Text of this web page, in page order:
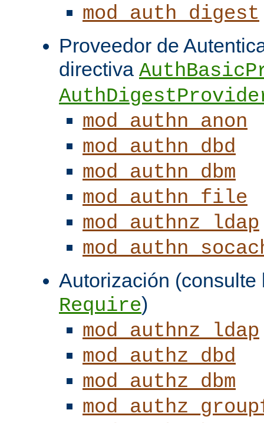
mod_auth_digest
Proveedor de
directiva
mod_authn_anon
mod_authn_dbd
mod_authn_dbm
mod_authn_file
mod_authnz_ldap
Autorización (consulte
Require)
mod_authnz_ldap
mod_authz_dbd
mod_authz_dbm